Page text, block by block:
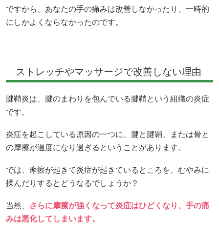
ですから、あなたの手の痛みは改善しなかったり、一時的
にしかよくならなかったのです。
ストレッチやマッサージで改善しない理由
腱鞘炎は、腱のまわりを包んでいる腱鞘という組織の炎症
です。
炎症を起こしている原因の一つに、腱と腱鞘、または骨と
の摩擦が過度になり過ぎるということがあります。
では、摩擦が起きて炎症が起きているところを、むやみに
揉んだりするとどうなるでしょうか？
当然、
さらに摩擦が強くなって炎症はひどくなり、手の痛
みは悪化してしまいます。